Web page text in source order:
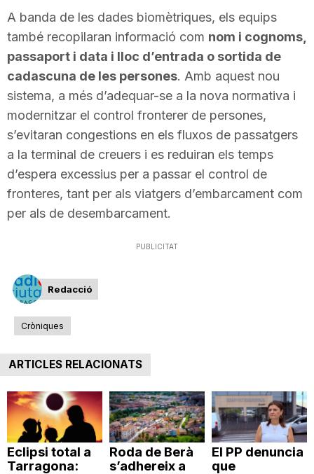
A banda de les dades biomètriques, els equips
també recopilaran informació com nom i cognoms,
passaport i data i lloc d’entrada o sortida de
cadascuna de les persones. Amb aquest nou
sistema, a més d’adequar-se a la nova normativa i
modernitzar el control fronterer de persones,
s’evitaran congestions en els fluxos de passatgers
a la terminal de creuers i es reduiran els temps
d’espera excessius per a passar el control de
fronteres, tant per als viatgers d’embarcament com
per als de desembarcament.
PUBLICITAT
Redacció
Cròniques
ARTICLES RELACIONATS
Eclipsi total a
Tarragona:
Roda de Berà
s’adhereix a
El PP denuncia
que